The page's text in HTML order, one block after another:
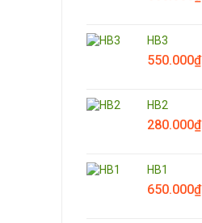
HB3
550.000₫
HB2
280.000₫
HB1
650.000₫